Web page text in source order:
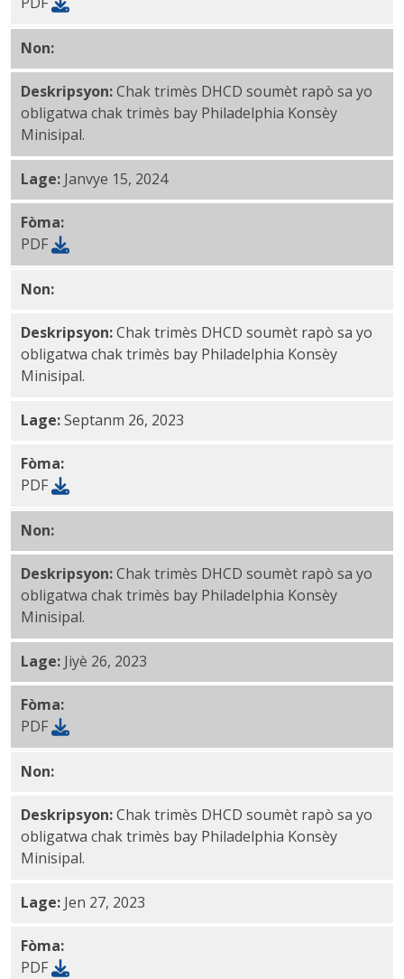
Non:1029AA Ane 49 1st Trimès PDF
Deskripsyon:Chak trimès DHCD soumèt rapò sa yo
obligatwa chak trimès bay Philadelphia Konsèy
Minisipal.
Lage: Janvye 15, 2024
Fòma:
PDF
Non:1029AA Ane 48 4th Trimès PDF
Deskripsyon:Chak trimès DHCD soumèt rapò sa yo
obligatwa chak trimès bay Philadelphia Konsèy
Minisipal.
Lage:Septanm 26, 2023
Fòma:
PDF
Non:1029AA Ane 48 3rd Trimès PDF
Deskripsyon:Chak trimès DHCD soumèt rapò sa yo
obligatwa chak trimès bay Philadelphia Konsèy
Minisipal.
Lage: Jiyè 26, 2023
Fòma:
PDF
Non:1029AA Ane 48 2nd Trimès PDF
Deskripsyon:Chak trimès DHCD soumèt rapò sa yo
obligatwa chak trimès bay Philadelphia Konsèy
Minisipal.
Lage: Jen 27, 2023
Fòma:
PDF